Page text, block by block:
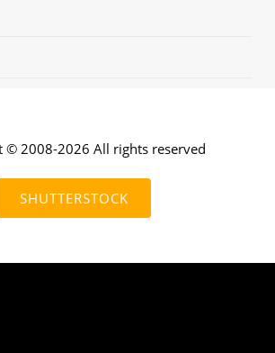
© 2008-2026 All rights reserved
SHUTTERSTOCK